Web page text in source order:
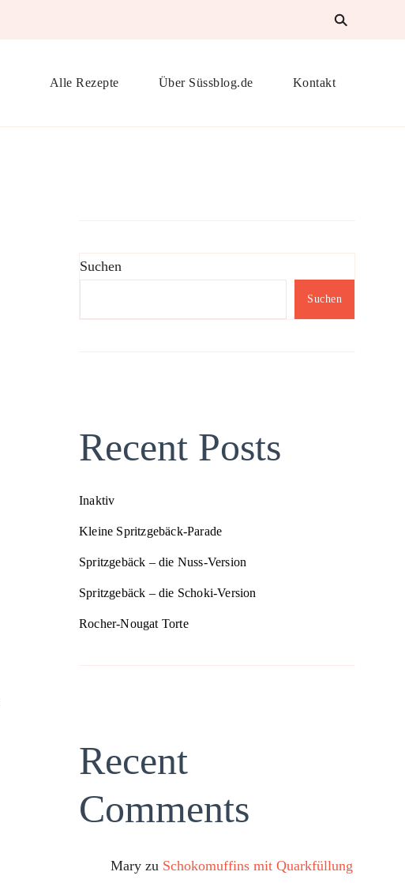
Alle Rezepte Über Süssblog.de Kontakt
Suchen
Suchen
Recent Posts
Inaktiv
Kleine Spritzgebäck-Parade
Spritzgebäck – die Nuss-Version
Spritzgebäck – die Schoki-Version
Rocher-Nougat Torte
Recent
Comments
Mary zu Schokomuffins mit Quarkfüllung